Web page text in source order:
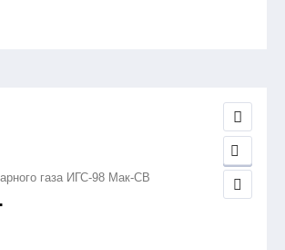
газа ИГС-98 Мак-СВ